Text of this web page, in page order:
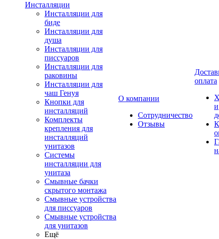
Инсталляции
Инсталляции для
биде
Инсталляции для
душа
Инсталляции для
писсуаров
Инсталляции для
раковины
Инсталляции для
чаш Генуя
Кнопки для
инсталляций
Комплекты
крепления для
инсталляций
унитазов
Системы
инсталляции для
унитаза
Смывные бачки
скрытого монтажа
Смывные устройства
для писсуаров
Смывные устройства
для унитазов
Ещё
О компании
Сотрудничество
Отзывы
оплата
и